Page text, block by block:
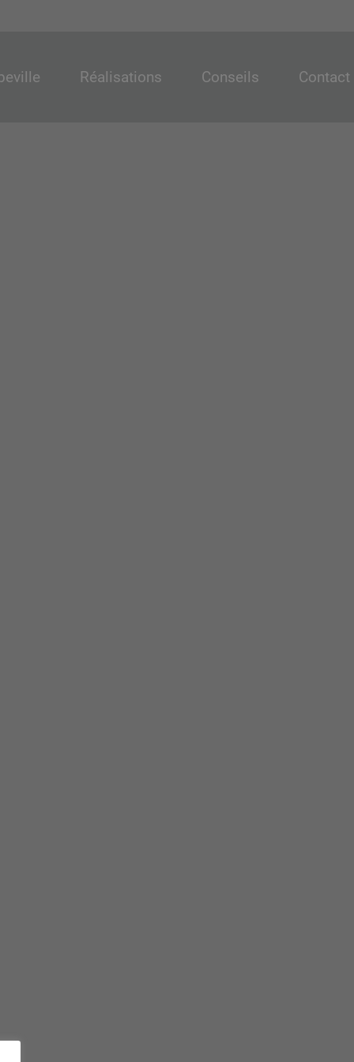
Réalisations Conseils Contact